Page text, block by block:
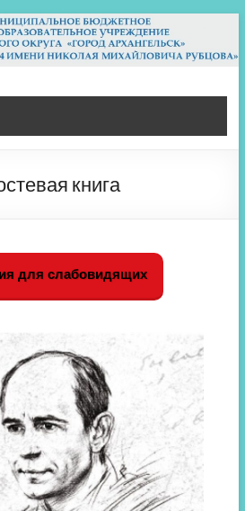
4
книга
для слабовидящих